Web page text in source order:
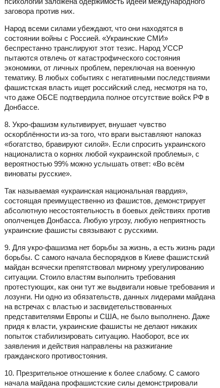
заговора против них.
Народ всеми силами убеждают, что они находятся в
состоянии войны с Россией. «Украинские СМИ»
беспрестанно транслируют этот тезис. Народ УССР
пытаются отвлечь от катастрофического состояния
экономики, от личных проблем, переключая на военную
тематику. В любых событиях с негативными последствиями
фашистская власть ищет российский след, несмотря на то,
что даже ОБСЕ подтвердила полное отсутствие войск РФ в
Донбассе.
8. Укро-фашизм культивирует, внушает чувство
оскорблённости из-за того, что враги выставляют напоказ
«богатство, бравируют силой». Если спросить украинского
националиста о корнях любой «украинской проблемы», с
вероятностью 99% можно услышать ответ: «Во всём
виноваты русские».
Так называемая «украинская национальная гвардия»,
состоящая преимущественно из фашистов, демонстрирует
абсолютную несостоятельность в боевых действиях против
ополченцев Донбасса. Любую угрозу, любую неприятность
украинские фашисты связывают с русскими.
9. Для укро-фашизма нет борьбы за жизнь, а есть жизнь ради
борьбы. С самого начала беспорядков в Киеве фашистский
майдан всячески препятствовал мирному урегулированию
ситуации. Стоило властям выполнить требования
протестующих, как они тут же выдвигали новые требования и
лозунги. Ни одно из обязательств, данных лидерами майдана
на встречах с властью и засвидетельствованных
представителями Европы и США, не было выполнено. Даже
придя к власти, украинские фашисты не делают никаких
попыток стабилизировать ситуацию. Наоборот, все их
заявления и действия направлены на разжигание
гражданского противостояния.
10. Презрительное отношение к более слабому. С самого
начала майдана профашистские силы демонстрировали